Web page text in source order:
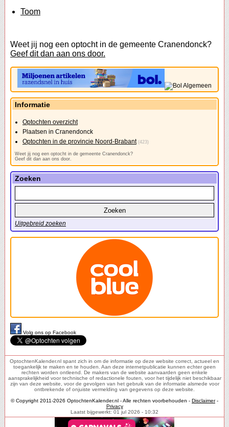
Toom
Weet jij nog een optocht in de gemeente Cranendonck?
Geef dit dan aan ons door.
Informatie
Optochten overzicht
Plaatsen in Cranendonck
Optochten in de provincie Noord-Brabant (423)
Weet jij nog een optocht in de gemeente Cranendonck?
Geef dit dan aan ons door.
Zoeken
Uitgebreid zoeken
Volg ons op Facebook
OptochtenKalender.nl spant zich in om de informatie op deze website correct, actueel en
toegankelijk te maken en te houden. Aan deze internetpublicatie kunnen echter geen
rechten worden ontleend. De makers van de website aanvaarden geen enkele
aansprakelijkheid voor technische of redactionele fouten, voor het tijdelijk niet beschikbaar
zijn van deze website, voor de gevolgen van het gebruik van de informatie alsmede voor
ontbrekende of onjuiste vermelding van gegevens op deze website.
© Copyright 2011-2026 OptochtenKalender.nl - Alle rechten voorbehouden - Disclaimer-
Privacy
Laatst bijgewerkt: 01 jul 2026 - 10:32